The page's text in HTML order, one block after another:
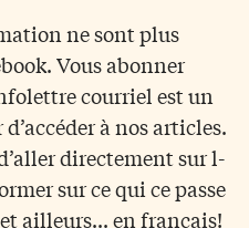
ne sont plus
Vous abonner
courriel est un
à nos articles.
directement sur l-
sur ce qui ce passe
ailleurs... en français!